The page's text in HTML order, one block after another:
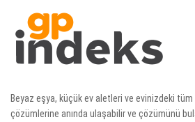
Beyaz eşya, küçük ev aletleri ve evinizdeki
çözümlerine anında ulaşabilir ve çözümünü